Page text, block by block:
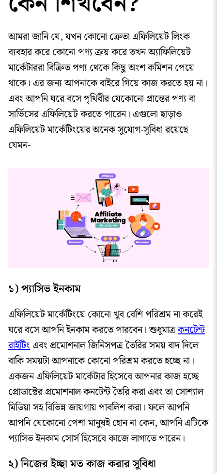
আমরা জানি যে, যখন কোনো ক্রেতা এফিলিয়েট লিংক
ব্যবহার করে কোনো পণ্য ক্রয় করে তখন অ্যাফিলিয়েট
মার্কেটাররা বিক্রিত পণ্য থেকে কিছু অংশ কমিশন পেয়ে
থাকে। এর জন্য আপনাকে বাইরে গিয়ে কাজ করতে হয় না।
এবং আপনি ঘরে বসে পৃথিবীর যেকোনো প্রান্তের পণ্য বা
সার্ভিসের এফিলিয়েট করতে পারেন। এগুলো ছাড়াও
এফিলিয়েট মার্কেটিংয়ের অনেক সুযোগ-সুবিধা রয়েছে
যেমন-
১) প্যাসিভ ইনকাম
এফিলিয়েট মার্কেটিংয়ে কোনো খুব বেশি পরিশ্রম না করেই
ঘরে বসে আপনি ইনকাম করতে পারবেন। শুধুমাত্রকনটেন্ট
রাইটিংএবং প্রমোশনাল জিনিসপত্র তৈরির সময় বাদ দিলে
বাকি সময়টা আপনাকে কোনো পরিশ্রম করতে হচ্ছে না।
একজন এফিলিয়েট মার্কেটার হিসেবে আপনার কাজ হচ্ছে
প্রোডাক্টের প্রমোশনাল কনটেন্ট তৈরি করা এবং তা সোশ্যাল
মিডিয়া সহ বিভিন্ন জায়গায় পাবলিশ করা। ফলে আপনি
আপনি যেকোনো পেশা মানুষই হোন না কেন, আপনি এটিকে
প্যাসিভ ইনকাম সোর্স হিসেবে কাজে লাগাতে পারেন।
২) নিজের ইচ্ছা মত কাজ করার সুবিধা